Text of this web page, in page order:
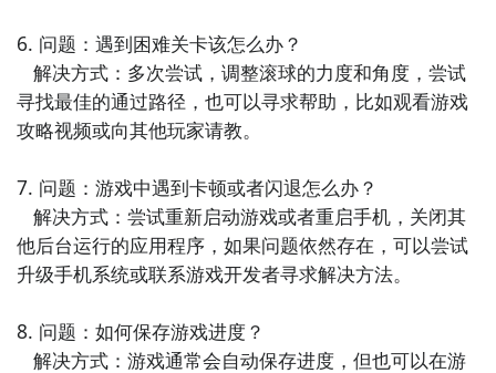
6. 问题：遇到困难关卡该怎么办？
寻找最佳的通过路径，也可以寻求帮助，比如观看游戏
攻略视频或向其他玩家请教。
7. 问题：游戏中遇到卡顿或者闪退怎么办？
他后台运行的应用程序，如果问题依然存在，可以尝试
升级手机系统或联系游戏开发者寻求解决方法。
8. 问题：如何保存游戏进度？